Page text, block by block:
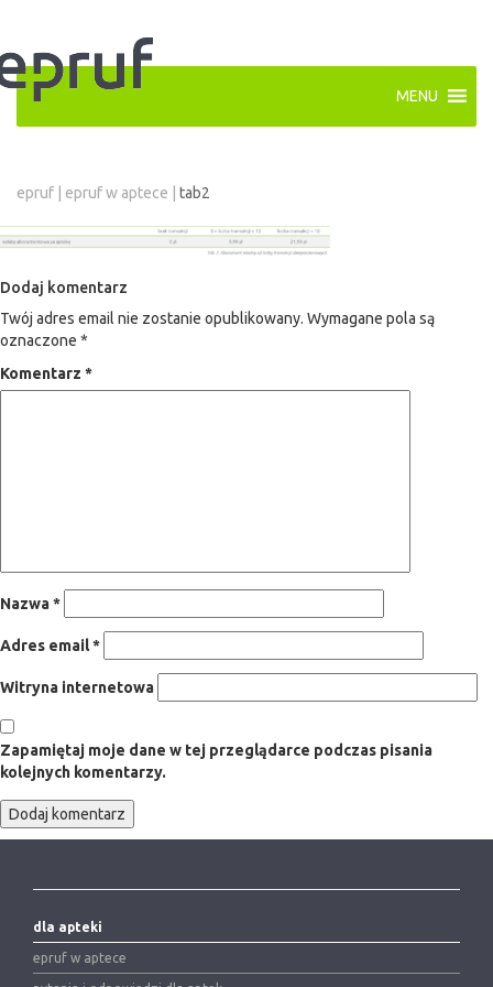
MENU
epruf epruf w aptece tab2
Dodaj komentarz
Twój adres email nie zostanie opublikowany. Wymagane pola są
oznaczone *
Komentarz *
Nazwa*
Adres email*
Witryna internetowa
Zapamiętaj moje dane w tej przeglądarce podczas pisania
kolejnych komentarzy.
dla apteki
epruf w aptece